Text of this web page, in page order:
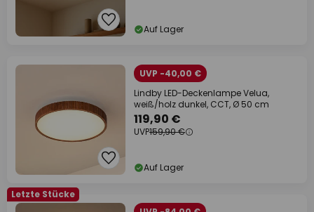
Auf Lager
UVP -40,00 €
Lindby LED-Deckenlampe Velua,
weiß/holz dunkel, CCT, Ø 50 cm
119,90 €
UVP159,90 €
Auf Lager
Letzte Stücke